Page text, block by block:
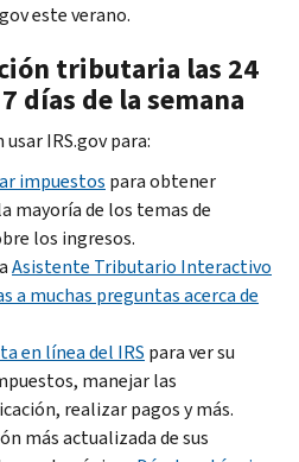
este verano.
tributaria las 24
días de la semana
IRS.gov para:
impuestos para obtener
mayoría de los temas de
los ingresos.
Asistente Tributario Interactivo
a muchas preguntas acerca de
en línea del IRS para ver su
manejar las
realizar pagos y más.
más actualizada de sus